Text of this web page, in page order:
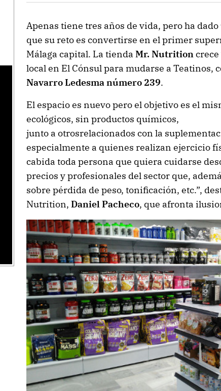
Apenas tiene tres años de vida, pero ha
que su reto es convertirse en el primer
Málaga capital. La tienda Mr. Nutrition
local en El Cónsul para mudarse a Teatinos,
Navarro Ledesma número 239.
El espacio es nuevo pero el objetivo es el
ecológicos, sin productos químicos,
junto a otrosrelacionados con la
especialmente a quienes realizan ejercicio
cabida toda persona que quiera cuidarse
precios y profesionales del sector que,
sobre pérdida de peso, tonificación, etc.”,
Nutrition, Daniel Pacheco, que afronta